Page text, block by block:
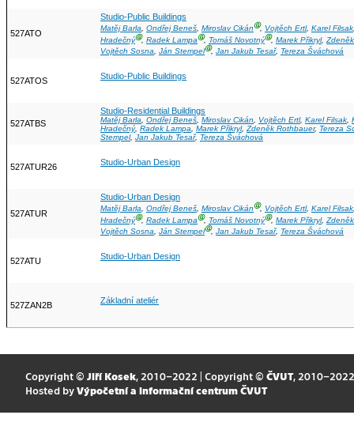
527ATO
Studio-Public Buildings
Matěj Barla, Ondřej Beneš, Miroslav CikánⒼ, Vojtěch Ertl, Karel Filsak
HradečnýⒼ, Radek LampaⒼ, Tomáš NovotnýⒼ, Marek Přikryl,
Vojtěch Sosna, Ján StempelⒼ, Jan Jakub Tesař, Tereza Šváchová
527ATOS Studio-Public Buildings
527ATBS
Studio-Residential Buildings
Matěj Barla, Ondřej Beneš, Miroslav Cikán, Vojtěch Ertl, Karel Filsak,
Hradečný, Radek Lampa, Marek Přikryl,Zdeněk Rothbauer, Tereza
Stempel, Jan Jakub Tesař, Tereza Šváchová
527ATUR26 Studio-Urban Design
527ATUR
Studio-Urban Design
Matěj Barla, Ondřej Beneš, Miroslav CikánⒼ, Vojtěch Ertl, Karel Filsak
HradečnýⒼ, Radek LampaⒼ, Tomáš NovotnýⒼ, Marek Přikryl,
Vojtěch Sosna, Ján StempelⒼ, Jan Jakub Tesař, Tereza Šváchová
527ATU Studio-Urban Design
527ZAN2B Základní ateliér
Copyright © Jiří Kosek, 2010–2022 | Copyright © ČVUT, 2010–2022
Hosted by Výpočetní a informační centrum ČVUT